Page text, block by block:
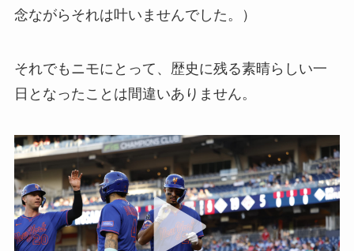
念ながらそれは叶いませんでした。）
それでもニモにとって、歴史に残る素晴らしい一
日となったことは間違いありません。